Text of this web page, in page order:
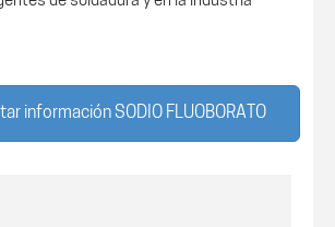
información SODIO FLUOBORATO